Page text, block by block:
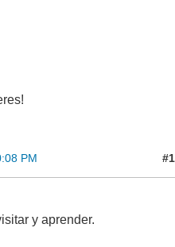
PM #1
y aprender.